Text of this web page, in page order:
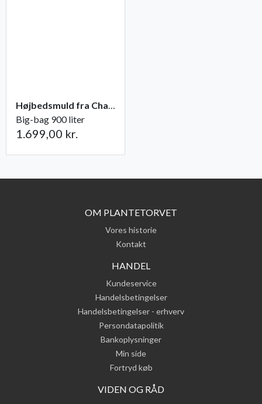
Højbedsmuld fra Champost
Big-bag 900 liter
1.699,00 kr.
OM PLANTETORVET
Vores historie
Kontakt
HANDEL
Kundeservice
Handelsbetingelser
Handelsbetingelser - erhverv
Persondatapolitik
Bankoplysninger
Min side
Fortryd køb
VIDEN OG RÅD